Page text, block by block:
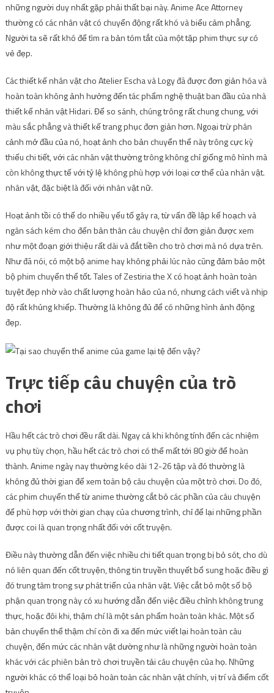
những người duy nhất gặp phải thất bại này. Anime Ace Attorney
thường có các nhân vật có chuyển động rất khó và biểu cảm phẳng.
Người ta sẽ rất khó để tìm ra bản tóm tắt của một tập phim thực sự có
vẻ đẹp.
Các thiết kế nhân vật cho Atelier Escha và Logy đã được đơn giản hóa và
hoàn toàn không ảnh hưởng đến tác phẩm nghệ thuật ban đầu của nhà
thiết kế nhân vật Hidari. Để so sánh, chúng trông rất chung chung, với
màu sắc phẳng và thiết kế trang phục đơn giản hơn. Ngoại trừ phân
cảnh mở đầu của nó, hoạt ảnh cho bản chuyển thể này trông cực kỳ
thiếu chi tiết, với các nhân vật thường trông không chỉ giống mô hình mà
còn không thực tế với tỷ lệ không phù hợp với loại cơ thể của nhân vật.
nhân vật, đặc biệt là đối với nhân vật nữ.
Hoạt ảnh tồi có thể do nhiều yếu tố gây ra, từ vấn đề lập kế hoạch và
ngân sách kém cho đến bản thân câu chuyện chỉ đơn giản được xem
như một đoạn giới thiệu rất dài và đắt tiền cho trò chơi mà nó dựa trên.
Như đã nói, có một bộ anime hay không phải lúc nào cũng đảm bảo một
bộ phim chuyển thể tốt. Tales of Zestiria the X có hoạt ảnh hoàn toàn
tuyệt đẹp nhờ vào chất lượng hoàn hảo của nó, nhưng cách viết và nhịp
độ rất khủng khiếp. Thường là không đủ để có những hình ảnh động
đẹp.
Trực tiếp câu chuyện của trò
chơi
Hầu hết các trò chơi đều rất dài. Ngay cả khi không tính đến các nhiệm
vụ phụ tùy chọn, hầu hết các trò chơi có thể mất tới 80 giờ để hoàn
thành. Anime ngày nay thường kéo dài 12-26 tập và đó thường là
không đủ thời gian để xem toàn bộ câu chuyện của một trò chơi. Do đó,
các phim chuyển thể từ anime thường cắt bỏ các phần của câu chuyện
để phù hợp với thời gian chạy của chương trình, chỉ để lại những phần
được coi là quan trọng nhất đối với cốt truyện.
Điều này thường dẫn đến việc nhiều chi tiết quan trọng bị bỏ sót, cho dù
nó liên quan đến cốt truyện, thông tin truyền thuyết bổ sung hoặc điều gì
đó trung tâm trong sự phát triển của nhân vật. Việc cắt bỏ một số bộ
phận quan trọng này có xu hướng dẫn đến việc điều chỉnh không trung
thực, hoặc đôi khi, thậm chí là một sản phẩm hoàn toàn khác. Một số
bản chuyển thể thậm chí còn đi xa đến mức viết lại hoàn toàn câu
chuyện, đến mức các nhân vật dường như là những người hoàn toàn
khác với các phiên bản trò chơi truyền tải câu chuyện của họ. Những
người khác có thể loại bỏ hoàn toàn các nhân vật chính, vị trí và điểm cốt